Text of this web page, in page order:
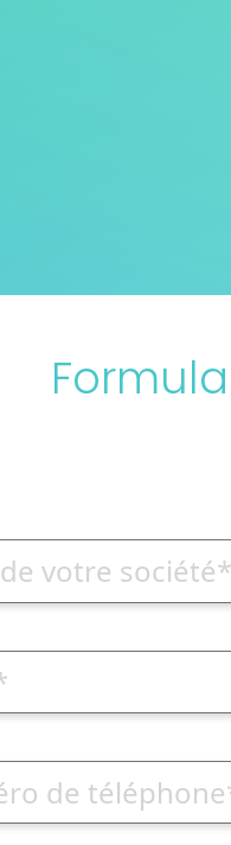
votre société*
de